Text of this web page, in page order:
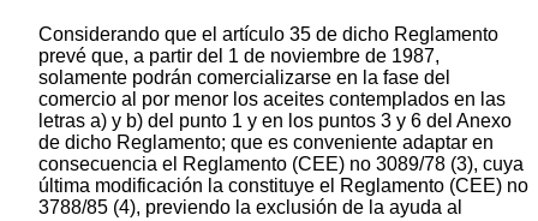
Considerando que el artículo 35 de dicho Reglamento
prevé que, a partir del 1 de noviembre de 1987,
solamente podrán comercializarse en la fase del
comercio al por menor los aceites contemplados en las
letras a) y b) del punto 1 y en los puntos 3 y 6 del Anexo
de dicho Reglamento; que es conveniente adaptar en
consecuencia el Reglamento (CEE) no 3089/78 (3), cuya
última modificación la constituye el Reglamento (CEE) no
3788/85 (4), previendo la exclusión de la ayuda al